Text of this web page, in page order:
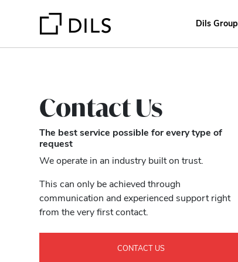
Dils Group
Contact Us
The best service possible for every type of
request
We operate in an industry built on trust.
This can only be achieved through
communication and experienced support right
from the very first contact.
CONTACT US